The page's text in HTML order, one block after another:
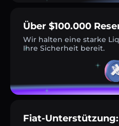
Über $100.000
Wir halten eine starke
Ihre Sicherheit bereit.
Fiat-Unterstützung: